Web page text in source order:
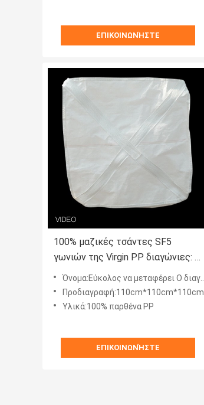
ΕΠΙΚΟΙΝΩΝΉΣΤΕ
100% μαζικές τσάντες SF5
γωνιών της Virgin PP διαγώνιες: 1
για το έτοιμο σκυρόδεμα
μιγμάτων 1ton
Όνομα:Εύκολος να μεταφέρει Ο διαγώνιος όγκος γωνιών τοποθετεί το απλό χρηματοκιβώτιο κατασκευής σε σάκκο
Προδιαγραφή:110cm*110cm*110cm
Υλικά:100% παρθένα PP
ΕΠΙΚΟΙΝΩΝΉΣΤΕ